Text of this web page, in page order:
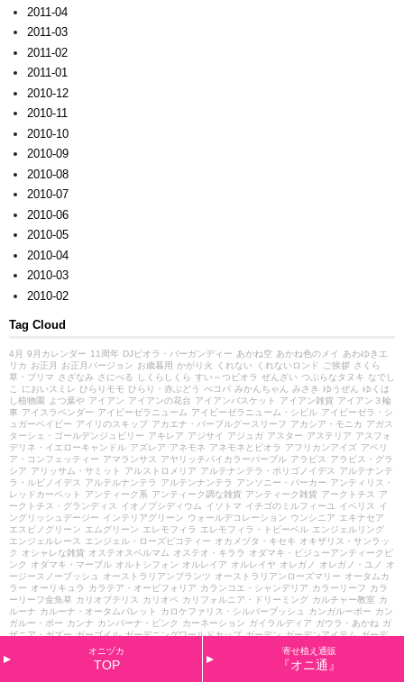
2011-04
2011-03
2011-02
2011-01
2010-12
2010-11
2010-10
2010-09
2010-08
2010-07
2010-06
2010-05
2010-04
2010-03
2010-02
Tag Cloud
4月 9月カレンダー 11周年 DJビオラ・バーガンディー あかね空 あかね色のメイ
あわゆきエ
リカ お正月 お正月バージョン お歳暮用 かがり火 くれない くれないロンド ご挨拶 さくら
草・プリマ さざなみ さにべる しくらしくら すい～つビオラ ぜんざい つぶらなタヌキ なでし
こ
においスミレ ひらりモモ ひらり・赤ぶどう べコパ みかんちゃん みさき ゆうぜん
ゆくは
し植物園
よつ葉や アイアン アイアンの花台 アイアンバスケット アイアン雑貨 アイアン３輪
車 アイスラベンダー アイビーゼラニューム アイビーゼラニューム・シビル アイビーゼラ・シ
ュガーベイビー アイリのスキップ アカエナ・パープルグースリーフ アカシア・モニカ アガス
ターシェ・ゴールデンジュビリー アキレア アジサイ アジュガ アスター アステリア アスフォ
デリネ・イエローキャンドル アズレア アネモネ アネモネとビオラ アフリカンアイズ アベリ
ア・コンフェッティー アマランサス アヤリッチバイカラーパープル アラビス
アラビス・グラ
シア アリッサム・サミット アルストロメリア アルテナンテラ・ポリゴノイデス
アルテナンテ
ラ・ルビノイデス
アルテルナンテラ アルテンナンテラ アンソニー・パーカー アンティリス・
レッドカーペット
アンティーク系 アンティーク調な雑貨 アンティーク雑貨 アークトチス
ア
ークトチス・グランディス
イオノプシディウム イソトマ イチゴのミルフィーユ イベリス
イ
ングリッシュデージー インテリアグリーン ウォールデコレーション ウンシニア エキナセア
エスピノグリーン エムグリーン エレモフィラ エレモフィラ・トビーベル エンジェルリング
エンジェルレース
エンジェル・ローズピコティー オカメヅタ・キセキ オキザリス・サンラッ
ク
オシャレな雑貨 オステオスペルマム オステオ・キララ
オダマキ・ビジューアンティークピ
ンク
オダマキ・マーブル オルトシフォン オルレイア オルレイヤ オレガノ オレガノ・ユノ
オ
ージースノーブッシュ
オーストラリアンプランツ オーストラリアンローズマリー オータムカ
ラー オーリキュラ カラテア・オービフォリア カランコエ・シャンデリア カラーリーフ カラ
ーリーフ金魚草 カリオプテリス カリオペ カリフォルニア・ドリーミング カルチャー教室 カ
ルーナ カルーナ・オータムパレット カロケファリス・シルバーブッシュ カンガルーポー カン
ガルー・ポー カンナ カンパーナ・ピンク カーネーション ガイラルディア ガウラ・あかね ガ
ザニア・ガズー ガーゴイル ガーデニングワールドカップ ガーデン ガーデンアイテム ガーデ
ガーデンカーネーション ガーデンデンファレ
雑貨
キャツラ・ジュピター キャツラ・マーズ キャラメルアンティーク
キャンドルケイトウ キンギョソウ・スカンピードラゴン キンセンカ・ブ
オニヅカ
TOP
寄せ植え通販
『オニ通』